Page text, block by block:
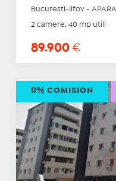
Bucuresti-Ilfov -
2 camere, 40 mp utili
89.900 €
0% COMISION